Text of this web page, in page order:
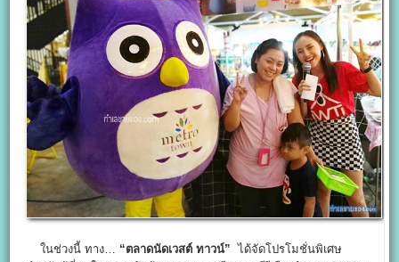
ในช่วงนี้ ทาง… “ตลาดนัดเวสต์ ทาวน์” ได้จัดโปรโมชั่นพิเศษ